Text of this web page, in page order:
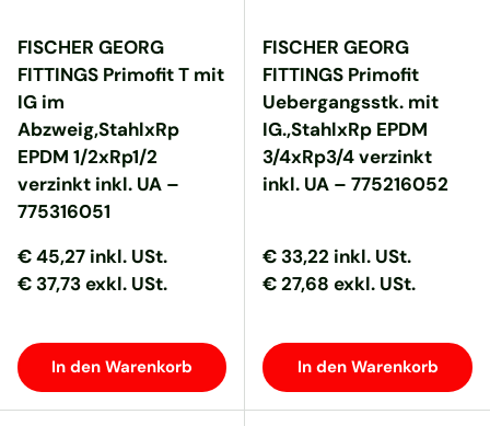
FISCHER GEORG
FITTINGS Primofit T mit
IG im
Abzweig,StahlxRp
EPDM 1/2xRp1/2
verzinkt inkl. UA –
775316051
Normaler Preis
Normaler Preis
€ 45,27 inkl. USt.
€ 37,73 exkl. USt.
In den Warenkorb
FISCHER GEORG
FITTINGS Primofit
Uebergangsstk. mit
IG.,StahlxRp EPDM
3/4xRp3/4 verzinkt
inkl. UA – 775216052
Normaler Preis
Normaler Preis
€ 33,22 inkl. USt.
€ 27,68 exkl. USt.
In den Warenkorb